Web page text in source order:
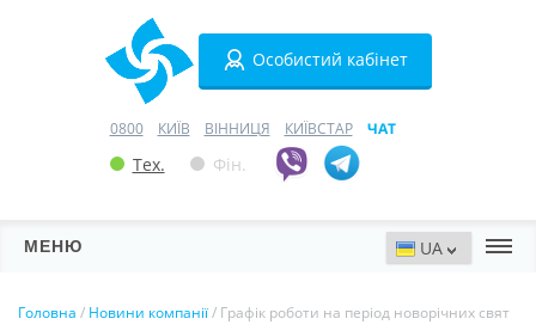
Особистий кабінет
0800 КИЇВ ВІННИЦЯ КИЇВСТАР ЧАТ
Тех. Фін.
МЕНЮ
Головна / Новини компанії/ Графік роботи на період новорічних свят